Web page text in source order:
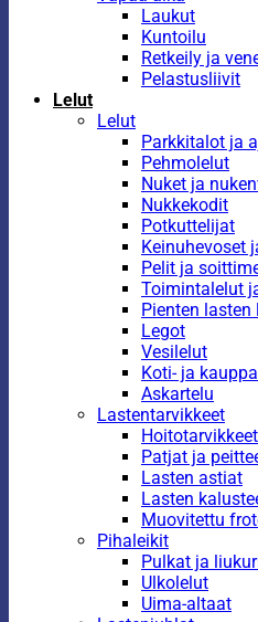
Laukut
Kuntoilu
Retkeily ja
Pelastusliivit
Lelut
Lelut
Parkkitalot ja
Pehmolelut
Nuket ja
Nukkekodit
Potkuttelijat
Keinuhevoset
Pelit ja
Toimintalelut
Pienten lasten
Legot
Vesilelut
Koti- ja
Askartelu
Lastentarvikkeet
Hoitotarvikkeet
Patjat ja
Lasten astiat
Lasten
Muovitettu
Pihaleikit
Pulkat ja
Ulkolelut
Uima-altaat